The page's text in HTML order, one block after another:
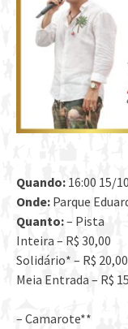
Quando: 16:00 15/
Onde: Parque
Quanto:– Pista
Inteira – R$ 30,00
Solidário* – R$ 20,00
Meia Entrada – R$
– Camarote**